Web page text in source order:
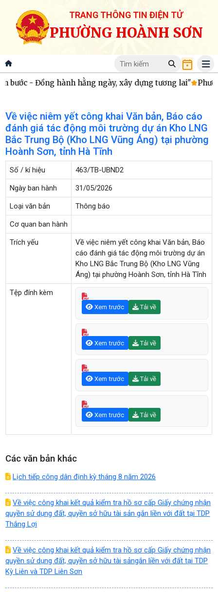
TRANG THÔNG TIN ĐIỆN TỬ
PHƯỜNG HOÀNH SƠN
bước - Đồng hành hằng ngày, xây dựng tương lai"
Về việc niêm yết công khai Văn bản, Báo cáo
đánh giá tác động môi trường dự án Kho LNG
Bắc Trung Bộ (Kho LNG Vũng Áng) tại phường
Hoành Sơn, tỉnh Hà Tĩnh
Số / kí hiệu 463/TB-UBND2
Ngày ban hành 31/05/2026
Loại văn bản Thông báo
Cơ quan ban hành
Trích yếu
Về việc niêm yết công khai Văn bản, Báo
cáo đánh giá tác động môi trường dự án
Kho LNG Bắc Trung Bộ (Kho LNG Vũng
Áng) tại phường Hoành Sơn, tỉnh Hà Tĩnh
Tệp đính kèm
Xem trước Tải về
Xem trước Tải về
Xem trước Tải về
Xem trước Tải về
Các văn bản khác
Lịch tiếp công dân định kỳ tháng 8 năm 2026
Về việc công khai kết quả kiểm tra hồ sơ cấp Giấy chứng nhận
quyền sử dụng đất, quyền sở hữu tài sản gắn liền với đất tại TDP
Thắng Lợi
Về việc công khai kết quả kiểm tra hồ sơ cấp Giấy chứng nhận
quyền sử dụng đất, quyền sở hữu tài sảngắn liền với đất tại TDP
Kỳ Liên và TDP Liên Sơn